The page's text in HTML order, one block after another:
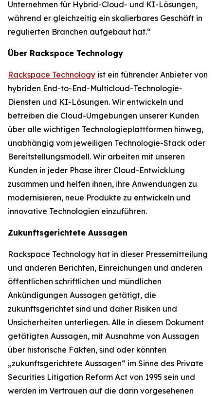
Unternehmen für Hybrid-Cloud- und KI-Lösungen,
während er gleichzeitig ein skalierbares Geschäft in
regulierten Branchen aufgebaut hat.“
Über Rackspace Technology
Rackspace Technology ist ein führender Anbieter von
hybriden End-to-End-Multicloud-Technologie-
Diensten und KI-Lösungen. Wir entwickeln und
betreiben die Cloud-Umgebungen unserer Kunden
über alle wichtigen Technologieplattformen hinweg,
unabhängig vom jeweiligen Technologie-Stack oder
Bereitstellungsmodell. Wir arbeiten mit unseren
Kunden in jeder Phase ihrer Cloud-Entwicklung
zusammen und helfen ihnen, ihre Anwendungen zu
modernisieren, neue Produkte zu entwickeln und
innovative Technologien einzuführen.
Zukunftsgerichtete Aussagen
Rackspace Technology hat in dieser Pressemitteilung
und anderen Berichten, Einreichungen und anderen
öffentlichen schriftlichen und mündlichen
Ankündigungen Aussagen getätigt, die
zukunftsgerichtet sind und daher Risiken und
Unsicherheiten unterliegen. Alle in diesem Dokument
getätigten Aussagen, mit Ausnahme von Aussagen
über historische Fakten, sind oder könnten
„zukunftsgerichtete Aussagen“ im Sinne des Private
Securities Litigation Reform Act von 1995 sein und
werden im Vertrauen auf die darin vorgesehenen